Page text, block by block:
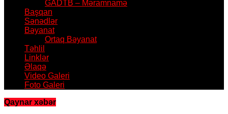
GADTB – Məramnamə
Başqan
Sənədlər
Bəyanat
Ortaq Bəyanat
Təhlil
Linklər
Əlaqə
Video Galeri
Foto Galeri
Qaynar xəbər